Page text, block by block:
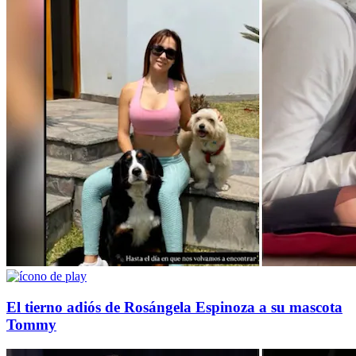
El tierno adiós de Rosángela Espinoza a su mascota
Tommy